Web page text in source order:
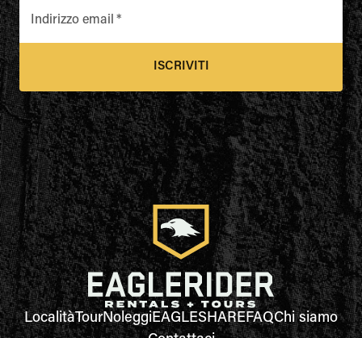
Indirizzo email *
ISCRIVITI
LocalitàTourNoleggiEAGLESHAREFAQChi siamo